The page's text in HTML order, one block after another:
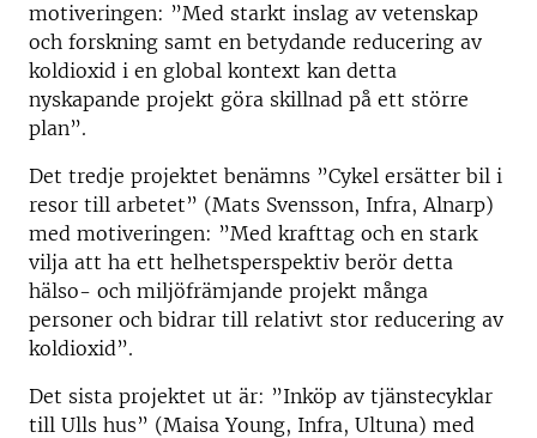
motiveringen: ”Med starkt inslag av vetenskap
och forskning samt en betydande reducering av
koldioxid i en global kontext kan detta
nyskapande projekt göra skillnad på ett större
plan”.
Det tredje projektet benämns ”Cykel ersätter bil i
resor till arbetet” (Mats Svensson, Infra, Alnarp)
med motiveringen: ”Med krafttag och en stark
vilja att ha ett helhetsperspektiv berör detta
hälso- och miljöfrämjande projekt många
personer och bidrar till relativt stor reducering av
koldioxid”.
Det sista projektet ut är: ”Inköp av tjänstecyklar
till Ulls hus” (Maisa Young, Infra, Ultuna) med